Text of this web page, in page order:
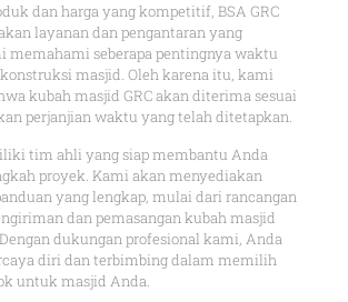
dan harga yang kompetitif, BSA GRC
layanan dan pengantaran yang
memahami seberapa pentingnya waktu
masjid. Oleh karena itu, kami
kubah masjid GRC akan diterima sesuai
perjanjian waktu yang telah ditetapkan.
tim ahli yang siap membantu Anda
proyek. Kami akan menyediakan
yang lengkap, mulai dari rancangan
dan pemasangan kubah masjid
dukungan profesional kami, Anda
diri dan terbimbing dalam memilih
untuk masjid Anda.